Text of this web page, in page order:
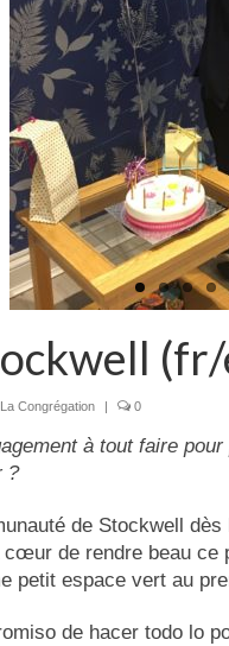
La Congrégation | 0
à tout faire
?
de Stockwell
de rendre beau
petit espace vert au
de hacer todo lo